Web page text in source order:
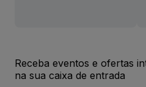
Receba eventos e ofertas
na sua caixa de entrada